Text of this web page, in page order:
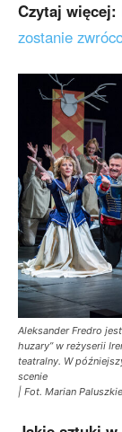
Czytaj więcej:
zostanie
Aleksander Fredro
huzary” w reżyserii
teatralny. W
scenie
| Fot. Marian